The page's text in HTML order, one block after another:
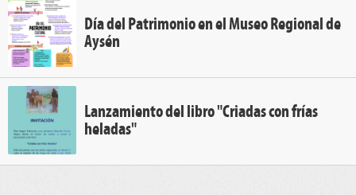
Día del Patrimonio en el Museo Regional de
Aysén
Lanzamiento del libro "Criadas con frías
heladas"